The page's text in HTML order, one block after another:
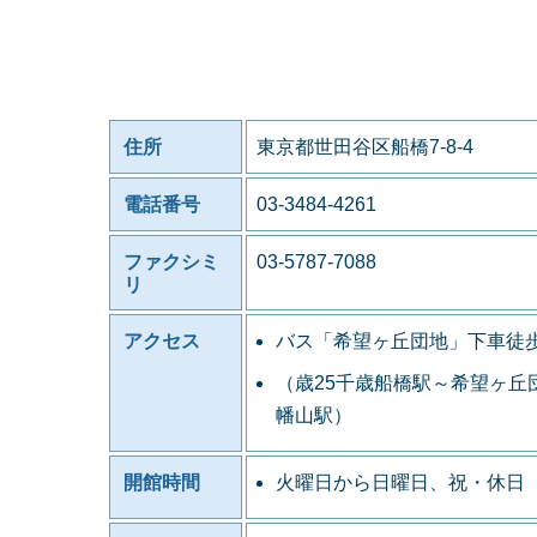
住所 東京都世田谷区船橋7-8-4
電話番号 03-3484-4261
ファクシミ
リ
03-5787-7088
アクセス バス「希望ヶ丘団地」下車徒
（歳25千歳船橋駅～希望ヶ
幡山駅）
開館時間 火曜日から日曜日、祝・休